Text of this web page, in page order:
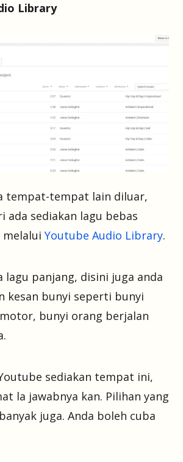
Library
tempat-tempat lain diluar,
ada sediakan lagu bebas
Youtube Audio Library.
lagu panjang, disini juga anda
kesan bunyi seperti bunyi
bunyi orang berjalan
sediakan tempat ini,
la jawabnya kan. Pilihan yang
juga. Anda boleh cuba